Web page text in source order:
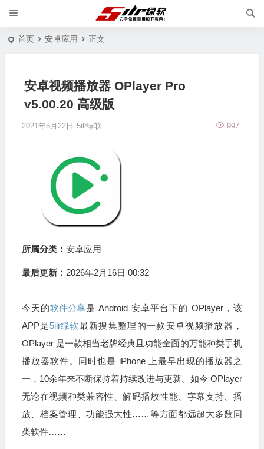
首页 安卓应用 正文
安卓视频播放器 OPlayer Pro
v5.00.20 高级版
2021年5月22日 5ilr绿软 997
所属分类： 安卓应用
最后更新： 2026年2月16日 00:32
今天的软件分享是 Android 安卓平台下的 OPlayer，该
APP是5ilr绿软最新搜集整理的一款安卓视频播放器，
OPlayer 是一款相当老牌经典且功能全面的万能种类手机
播放器软件。同时也是 iPhone 上最早出现的播放器之
一，10余年来不断保持着持续改进与更新。如今 OPlayer
无论在视频种类兼容性、解码播放性能、字幕支持、播
放、档案管理、功能强大性……等方面都远超大多数同
类软件……